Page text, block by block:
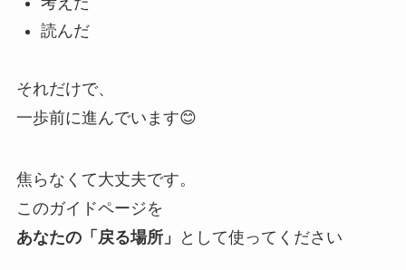
読んだ
それだけで、
一歩前に進んでいます😊
焦らなくて大丈夫です。
このガイドページを
あなたの「戻る場所」
として使ってください